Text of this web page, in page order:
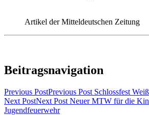
Artikel der Mitteldeutschen Zeitung
Beitragsnavigation
Previous PostPrevious Post Schlossfest
Next PostNext Post Neuer MTW für die
Jugendfeuerwehr